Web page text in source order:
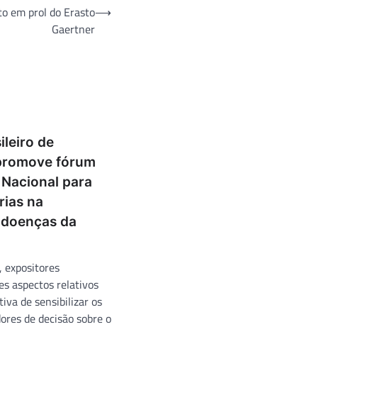
em prol do Erasto
Gaertner
⟶
de
fórum
para
na
da
expositores
aspectos relativos
de sensibilizar os
de decisão sobre o